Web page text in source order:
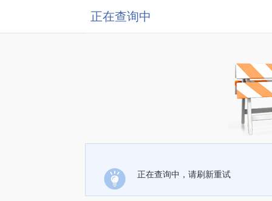
正在查询中
正在查询中，请刷新重试